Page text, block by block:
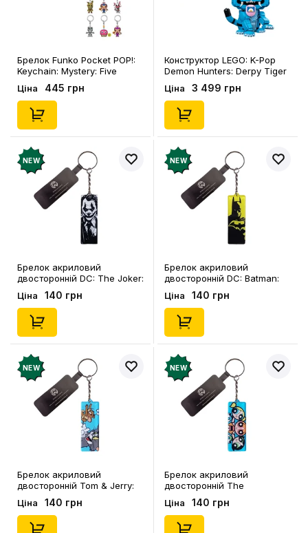
Брелок Funko Pocket POP!:
Keychain: Mystery: Five
Nights at Freddy’s (Blind Box:
1 з 12), (86118)
Ціна 445 грн
Конструктор LEGO: K-Pop
Demon Hunters: Derpy Tiger
and Sussie Bird, (72537)
Ціна 3 499 грн
NEW
Брелок акриловий
двосторонній DC: The Joker:
Joker, (9050)
Ціна 140 грн
NEW
Брелок акриловий
двосторонній DC: Batman:
Batman, (9049)
Ціна 140 грн
NEW
Брелок акриловий
двосторонній Tom & Jerry:
Tom and Jerry, (9052)
Ціна 140 грн
NEW
Брелок акриловий
двосторонній The
Powerpuff Girls: Blossom,
Bubbles, Buttercup, (9051)
Ціна 140 грн